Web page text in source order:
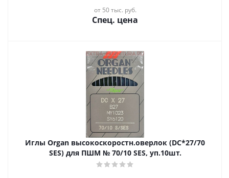
от 50 тыс. руб.
Спец. цена
Иглы Organ высокоскоростн.оверлок (DC*27/70
SES) для ПШМ № 70/10 SES, уп.10шт.